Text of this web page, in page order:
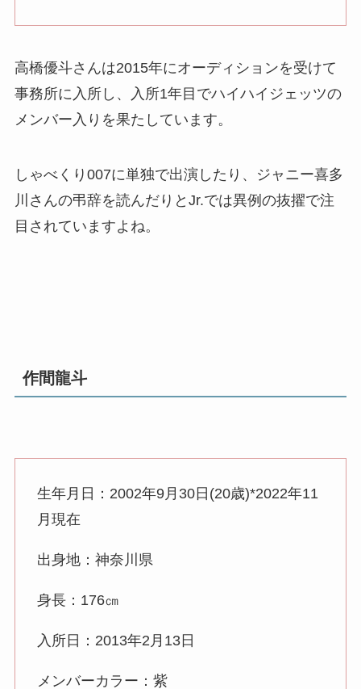
高橋優斗さんは2015年にオーディションを受けて
事務所に入所し、入所1年目でハイハイジェッツの
メンバー入りを果たしています。
しゃべくり007に単独で出演したり、ジャニー喜多
川さんの弔辞を読んだりとJr.では異例の抜擢で注
目されていますよね。
作間龍斗
生年月日：2002年9月30日(20歳)*2022年11
月現在
出身地：神奈川県
身長：176㎝
入所日：2013年2月13日
メンバーカラー：紫